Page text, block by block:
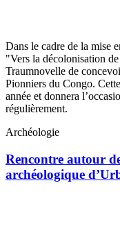
Dans le cadre de la mise
"Vers la décolonisation
Traumnovelle de
Pionniers du Congo.
année et donnera
régulièrement.
Archéologie
Rencontre autour
archéologique